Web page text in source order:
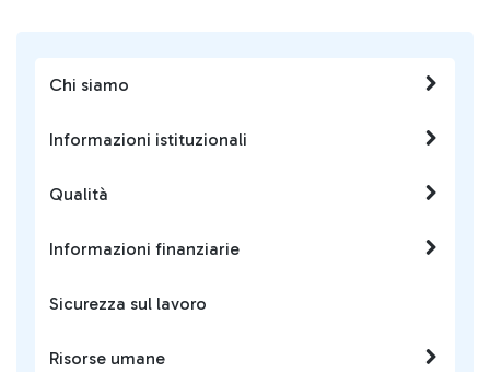
Chi siamo
Informazioni istituzionali
Qualità
Informazioni finanziarie
Sicurezza sul lavoro
Risorse umane